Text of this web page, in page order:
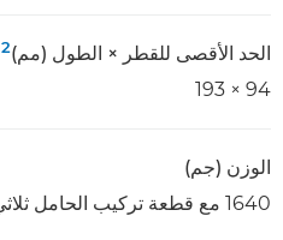
الحد الأقصى للقطر × الطول (مم)2
94 × 193
الوزن (جم)
1640 مع قطعة تركيب الحامل ثلاثي القوائم